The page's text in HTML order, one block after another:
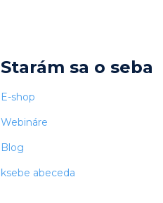
Starám sa o seba
E-shop
Webináre
Blog
ksebe abeceda